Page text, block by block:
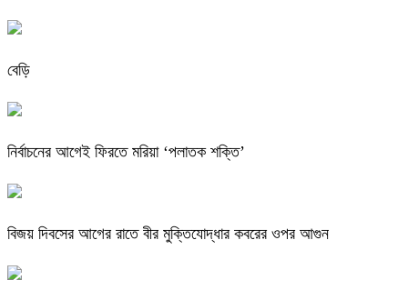
বেড়ি
নির্বাচনের আগেই ফিরতে মরিয়া ‘পলাতক শক্তি’
বিজয় দিবসের আগের রাতে বীর মুক্তিযোদ্ধার কবরের ওপর আগুন